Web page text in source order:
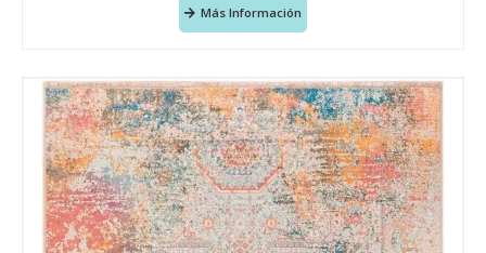
Más Información
Nombre y apellido*